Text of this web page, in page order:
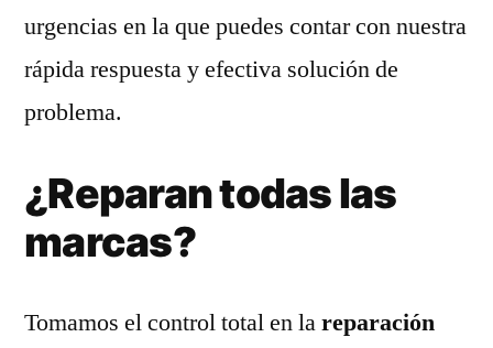
urgencias en la que puedes contar con nuestra
rápida respuesta y efectiva solución de
problema.
¿Reparan todas las
marcas?
Tomamos el control total en lareparación